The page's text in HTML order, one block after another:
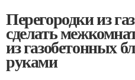
Перегородки из
сделать
из газобетонных
руками